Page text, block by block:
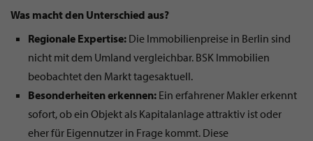
Was macht den Unterschied aus?
Regionale Expertise: Die Immobilienpreise in Berlin sind
nicht mit dem Umland vergleichbar. BSK Immobilien
beobachtet den Markt tagesaktuell.
Besonderheiten erkennen: Ein erfahrener Makler erkennt
sofort, ob ein Objekt als Kapitalanlage attraktiv ist oder
eher für Eigennutzer in Frage kommt. Diese